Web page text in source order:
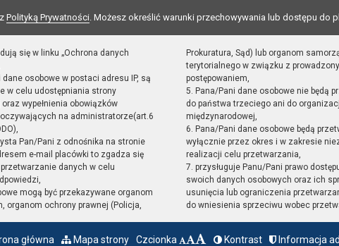
Polityką Prywatności. Możesz określić warunki przechowywania lub dostępu do
się w linku „Ochrona danych
dane osobowe w postaci adresu IP, są
w celu udostępniania strony
wypełnienia obowiązków
na administratorze(art.6
Pan/Pani z odnośnika na stronie
e-mail placówki to zgadza się
przetwarzanie danych w celu
mogą być przekazywane organom
organom ochrony prawnej (Policja,
Prokuratura, Sąd) lub organom
terytorialnego w związku z
postępowaniem,
5. Pana/Pani dane osobowe nie będą
do państwa trzeciego ani do
międzynarodowej,
6. Pana/Pani dane osobowe będą
wyłącznie przez okres i w zakresie
realizacji celu przetwarzania,
7. przysługuje Panu/Pani prawo
swoich danych osobowych oraz ich
usunięcia lub ograniczenia
do wniesienia sprzeciwu wobec
główna Mapa strony Czcionka Kontrast Informacja